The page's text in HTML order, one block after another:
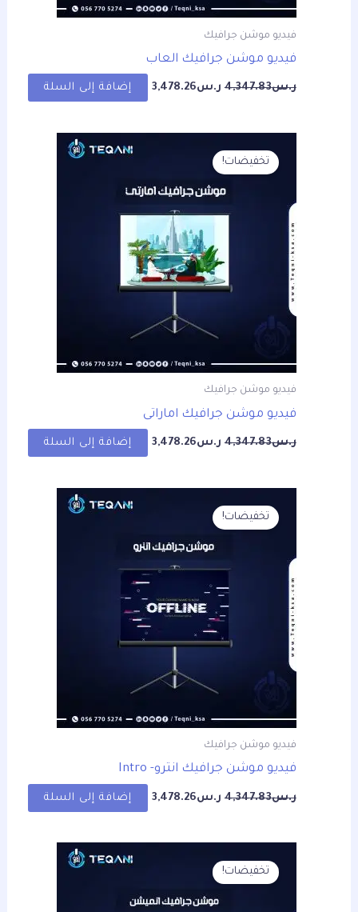
فيديو موشن جرافيك
فيديو موشن جرافيك العاب
ر.س4,347.83 ر.س3,478.26 إضافة إلى السلة
تخفيضات!
فيديو موشن جرافيك
فيديو موشن جرافيك اماراتى
ر.س4,347.83
الأصلي
هو:
ر.س4,347.83.
ر.س3,478.26
الحالي
ر.س3,478.26.
إضافة إلى السلة
تخفيضات!
فيديو موشن جرافيك
فيديو موشن جرافيك انترو- Intro
ر.س4,347.83
الأصلي
هو:
ر.س4,347.83.
ر.س3,478.26
الحالي
ر.س3,478.26.
إضافة إلى السلة
تخفيضات!
الأصلي
هو:
ر.س4,347.83.
الحالي
ر.س3,478.26.